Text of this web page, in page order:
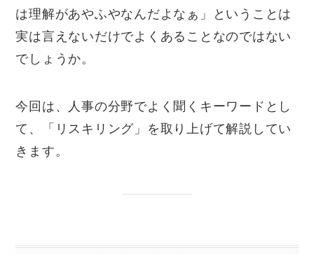
は理解があやふやなんだよなぁ」ということは
実は言えないだけでよくあることなのではない
でしょうか。
今回は、人事の分野でよく聞くキーワードとし
て、「リスキリング」を取り上げて解説してい
きます。